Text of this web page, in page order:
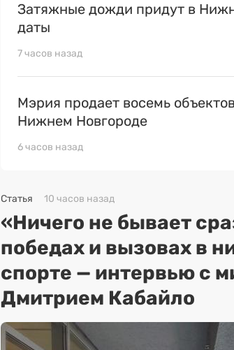
Затяжные дожди придут в
даты
7 часов назад
Мэрия продает восемь
Нижнем Новгороде
6 часов назад
Статья 10 часов назад
«Ничего не бывает
победах и вызовах в
спорте — интервью с
Дмитрием Кабайло